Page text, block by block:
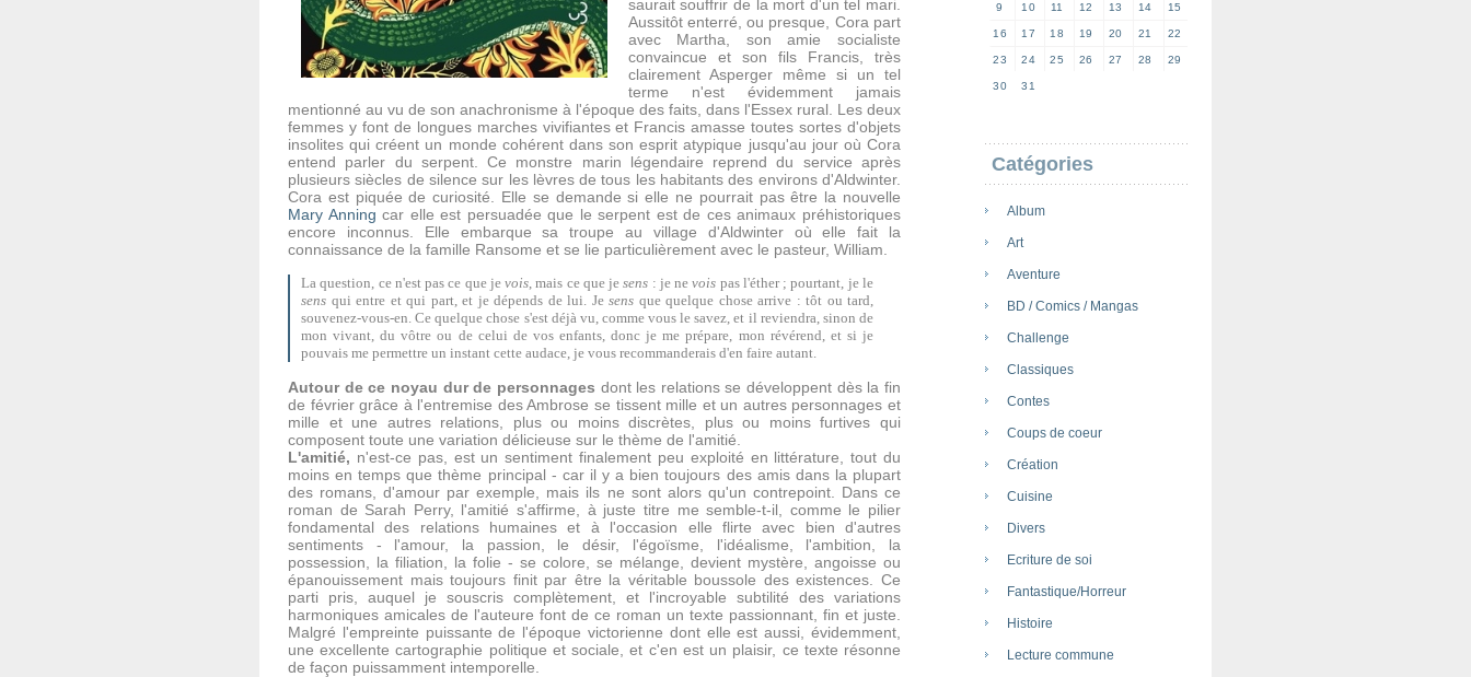
9 10 11 12 13 14 15
16 17 18 19 20 21 22
23 24 25 26 27 28 29
30 31
Catégories
Album
Art
Aventure
BD / Comics / Mangas
Challenge
Classiques
Contes
Coups de coeur
Création
Cuisine
Divers
Ecriture de soi
Fantastique/Horreur
Histoire
Lecture commune
saurait souffrir de la mort d'un tel mari.
Aussitôt enterré, ou presque, Cora part
avec Martha, son amie socialiste
convaincue et son fils Francis, très
clairement Asperger même si un tel
terme n'est évidemment jamais
mentionné au vu de son anachronisme à l'époque des faits, dans l'Essex rural. Les deux
femmes y font de longues marches vivifiantes et Francis amasse toutes sortes d'objets
insolites qui créent un monde cohérent dans son esprit atypique jusqu'au jour où Cora
entend parler du serpent. Ce monstre marin légendaire reprend du service après
plusieurs siècles de silence sur les lèvres de tous les habitants des environs d'Aldwinter.
Cora est piquée de curiosité. Elle se demande si elle ne pourrait pas être la nouvelle
Mary Anning car elle est persuadée que le serpent est de ces animaux préhistoriques
encore inconnus. Elle embarque sa troupe au village d'Aldwinter où elle fait la
connaissance de la famille Ransome et se lie particulièrement avec le pasteur, William.
La question, ce n'est pas ce que jevois, mais ce que jesens : je nevois pas l'éther ; pourtant, je le
sens qui entre et qui part, et je dépends de lui. Je sens que quelque chose arrive : tôt ou tard,
souvenez-vous-en. Ce quelque chose s'est déjà vu, comme vous le savez, et il reviendra, sinon de
mon vivant, du vôtre ou de celui de vos enfants, donc je me prépare, mon révérend, et si je
pouvais me permettre un instant cette audace, je vous recommanderais d'en faire autant.
Autour de ce noyau dur de personnages dont les relations se développent dès la fin
de février grâce à l'entremise des Ambrose se tissent mille et un autres personnages et
mille et une autres relations, plus ou moins discrètes, plus ou moins furtives qui
composent toute une variation délicieuse sur le thème de l'amitié.
L'amitié, n'est-ce pas, est un sentiment finalement peu exploité en littérature, tout du
moins en temps que thème principal - car il y a bien toujours des amis dans la plupart
des romans, d'amour par exemple, mais ils ne sont alors qu'un contrepoint. Dans ce
roman de Sarah Perry, l'amitié s'affirme, à juste titre me semble-t-il, comme le pilier
fondamental des relations humaines et à l'occasion elle flirte avec bien d'autres
sentiments - l'amour, la passion, le désir, l'égoïsme, l'idéalisme, l'ambition, la
possession, la filiation, la folie - se colore, se mélange, devient mystère, angoisse ou
épanouissement mais toujours finit par être la véritable boussole des existences. Ce
parti pris, auquel je souscris complètement, et l'incroyable subtilité des variations
harmoniques amicales de l'auteure font de ce roman un texte passionnant, fin et juste.
Malgré l'empreinte puissante de l'époque victorienne dont elle est aussi, évidemment,
une excellente cartographie politique et sociale, et c'en est un plaisir, ce texte résonne
de façon puissamment intemporelle.